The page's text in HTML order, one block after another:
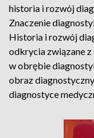
historia i rozwój
Znaczenie
Historia i rozwój
odkrycia związane
w obrębie
obraz
diagnostyce